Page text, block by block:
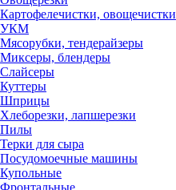
Картофелечистки, овощечистки
УКМ
Мясорубки, тендерайзеры
Миксеры, блендеры
Слайсеры
Куттеры
Шприцы
Хлеборезки, лапшерезки
Пилы
Терки для сыра
Посудомоечные машины
Купольные
Фронтальные